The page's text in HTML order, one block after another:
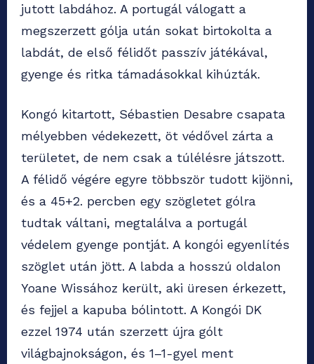
jutott labdához. A portugál válogatt a
megszerzett gólja után sokat birtokolta a
labdát, de első félidőt passzív játékával,
gyenge és ritka támadásokkal kihúzták.
Kongó kitartott, Sébastien Desabre csapata
mélyebben védekezett, öt védővel zárta a
területet, de nem csak a túlélésre játszott.
A félidő végére egyre többször tudott kijönni,
és a 45+2. percben egy szögletet gólra
tudtak váltani, megtalálva a portugál
védelem gyenge pontját. A kongói egyenlítés
szöglet után jött. A labda a hosszú oldalon
Yoane Wissához került, aki üresen érkezett,
és fejjel a kapuba bólintott. A Kongói DK
ezzel 1974 után szerzett újra gólt
világbajnokságon, és 1–1-gyel ment